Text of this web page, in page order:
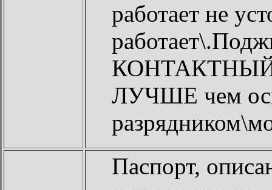
работает не
ЛУЧШЕ чем
Паспорт,